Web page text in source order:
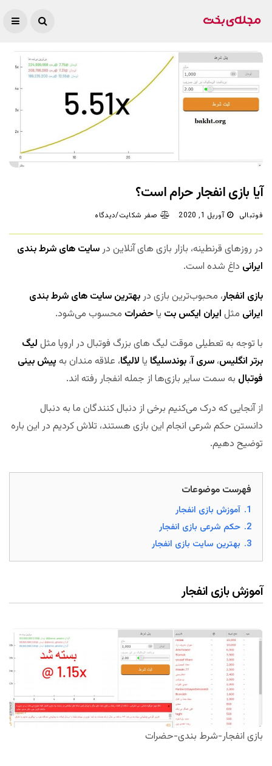
آیا بازی انفجار حرام است؟
فوتبالی آوریل 1, 2020 صفر شکایت/دیدگاه
در روزهای قرنطینه، بازار بازی های آنلاین درسایت های شرط بندی
ایرانی داغ شده است.
بازی انفجار، محبوب‌ترین بازی دربهترین سایت های شرط بندی
ایرانی مثل ایران ایکس بت یاحضرات محسوب می‌شود.
با توجه به تعطیلی موقت لیگ های بزرگ فوتبال در اروپا مثل لیگ
برتر انگلیس، سری آ، بوندسلیگا یا لالیگا، علاقه مندان به پیش بینی
فوتبال به سمت سایر بازی‌ها از جمله انفجار رفته اند.
از آنجایی که درک می‌کنیم برخی از دنبال کنندگان ما به دنبال
دانستن حکم شرعی انجام این بازی هستند، تلاش کردیم در این باره
توضیح دهیم.
فهرست موضوعات
1. آموزش بازی انفجار
2. حکم شرعی بازی انفجار
3. بهترین سایت بازی انفجار
آموزش بازی انفجار
بازی انفجار-شرط بندی-حضرات